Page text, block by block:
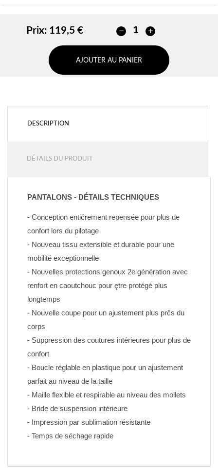
Prix: 119,5 €
AJOUTER AU PANIER
DESCRIPTION
DÉTAILS DU PRODUIT
PANTALONS - DÉTAILS TECHNIQUES
- Conception entičrement repensée pour plus de
confort lors du pilotage
- Nouveau tissu extensible et durable pour une
mobilité exceptionnelle
- Nouvelles protections genoux 2e génération avec
renfort en caoutchouc pour ętre protégé plus
longtemps
- Nouvelle coupe pour un ajustement plus prčs du
corps
- Suppression des coutures intérieures pour plus de
confort
- Boucle réglable en plastique pour un ajustement
parfait au niveau de la taille
- Maille flexible et respirable au niveau des mollets
- Bride de suspension intérieure
- Impression par sublimation résistante
- Temps de séchage rapide